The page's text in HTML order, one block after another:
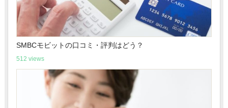
SMBCモビットの口コミ・評判はどう？
512 views